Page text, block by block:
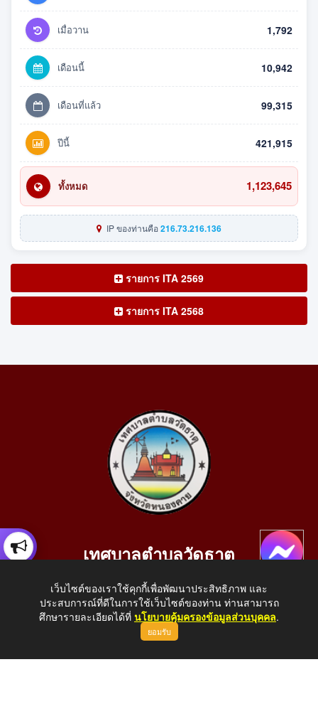
เมื่อวาน 1,792
เดือนนี้ 10,942
เดือนที่แล้ว 99,315
ปีนี้ 421,915
ทั้งหมด 1,123,645
IP ของท่านคือ216.73.216.136
รายการ ITA 2569
รายการ ITA 2568
เทศบาลตำบลวัดธาตุ
อ.เมือง จ.หนองคาย 43000
โทรศัพท์: 042-414758 โทรสาร: 042-414759
E-Mail: saraban_05430110@dla.go.th
เว็บไซต์ของเราใช้คุกกี้เพื่อพัฒนาประสิทธิภาพ และ
ประสบการณ์ที่ดีในการใช้เว็บไซต์ของท่าน ท่านสามารถ
ศึกษารายละเอียดได้ที่ นโยบายคุ้มครองข้อมูลส่วนบุคคล.
ยอมรับ